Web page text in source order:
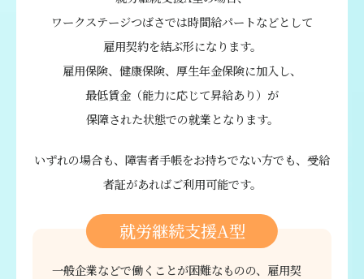
ワークステージつばさでは時間給パートなどとして
雇用契約を結ぶ形になります。
雇用保険、健康保険、厚生年金保険に加入し、
最低賃金（能力に応じて昇給あり）が
保障された状態での就業となります。
いずれの場合も、障害者手帳をお持ちでない方でも、受給
者証があればご利用可能です。
就労継続支援A型
一般企業などで働くことが困難なものの、雇用契